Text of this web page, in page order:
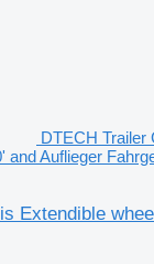
DTECH Trailer
and Auflieger
Extendible